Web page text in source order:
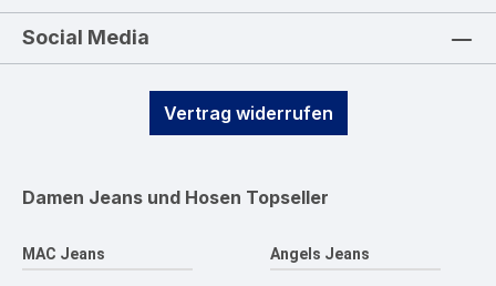
Social Media
Vertrag widerrufen
Damen Jeans und Hosen Topseller
MAC Jeans Angels Jeans